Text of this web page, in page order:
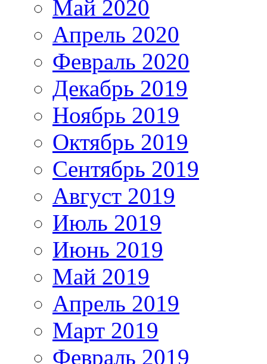
Май 2020
Апрель 2020
Февраль 2020
Декабрь 2019
Ноябрь 2019
Октябрь 2019
Сентябрь 2019
Август 2019
Июль 2019
Июнь 2019
Май 2019
Апрель 2019
Март 2019
Февраль 2019